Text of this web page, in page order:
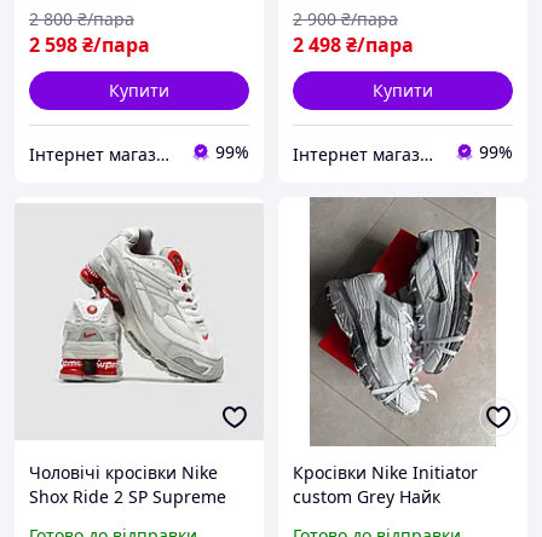
2 598₴/пара
2 800 ₴/пара
Купити
Інтернет магазин одягу та взуття " Rare " 99%
2 498₴/пара
2 900 ₴/пара
Купити
Інтернет магазин одягу та взуття " Rare " 99%
Чоловічі кросівки Nike
Shox Ride 2 SP Supreme
Кросівки Nike Initiator
custom Grey Найк